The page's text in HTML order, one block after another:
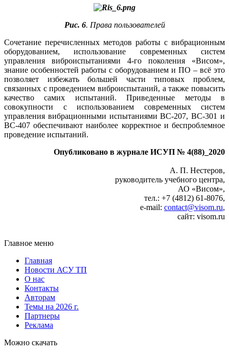
Рис. 6. Права пользователей
Сочетание перечисленных методов работы с вибрационным
оборудованием, использование современных систем
управления виброиспытаниями 4‑го поколения «Висом»,
знание особенностей работы с оборудованием и ПО – всё это
позволяет избежать большей части типовых проблем,
связанных с проведением виброиспытаний, а также повысить
качество самих испытаний. Приведенные методы в
совокупности с использованием современных систем
управления вибрационными испытаниями ВС‑207, ВС‑301 и
ВС‑407 обеспечивают наиболее корректное и беспроблемное
проведение испытаний.
Опубликовано в журнале ИСУП № 4(88)_2020
А. П. Нестеров,
руководитель учебного центра,
АО «Висом»,
тел.: +7 (4812) 61-8076,
e-mail: contact@visom.ru,
сайт: visom.ru
Главное меню
Главная
Новости АСУ ТП
О нас
Контакты
Авторам
Темы на 2026 г.
Партнеры
Реклама
Можно скачать